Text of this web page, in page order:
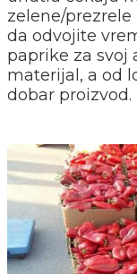
zelene/
da odvojite
paprike za svoj
materijal, a od
dobar proizvod.